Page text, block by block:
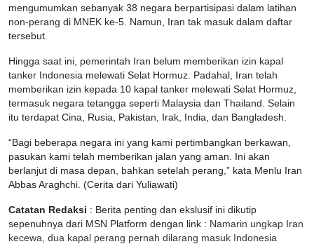
mengumumkan sebanyak 38 negara berpartisipasi dalam latihan
non-perang di MNEK ke-5. Namun, Iran tak masuk dalam daftar
tersebut.
Hingga saat ini, pemerintah Iran belum memberikan izin kapal
tanker Indonesia melewati Selat Hormuz. Padahal, Iran telah
memberikan izin kepada 10 kapal tanker melewati Selat Hormuz,
termasuk negara tetangga seperti Malaysia dan Thailand. Selain
itu terdapat Cina, Rusia, Pakistan, Irak, India, dan Bangladesh.
“Bagi beberapa negara ini yang kami pertimbangkan berkawan,
pasukan kami telah memberikan jalan yang aman. Ini akan
berlanjut di masa depan, bahkan setelah perang,” kata Menlu Iran
Abbas Araghchi. (Cerita dari Yuliawati)
Catatan Redaksi : Berita penting dan ekslusif ini dikutip
sepenuhnya dari MSN Platform dengan link : Namarin ungkap Iran
kecewa, dua kapal perang pernah dilarang masuk Indonesia